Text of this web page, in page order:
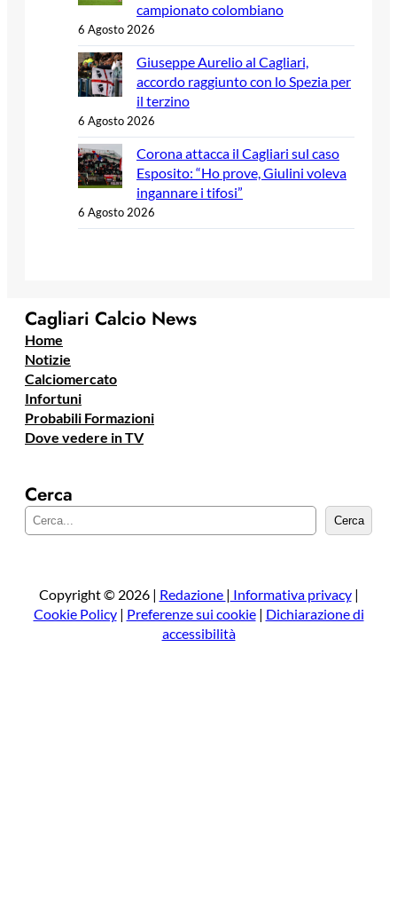
campionato colombiano
6 Agosto 2026
Giuseppe Aurelio al Cagliari,
accordo raggiunto con lo Spezia per
il terzino
6 Agosto 2026
Corona attacca il Cagliari sul caso
Esposito: “Ho prove, Giulini voleva
ingannare i tifosi”
6 Agosto 2026
Cagliari Calcio News
Home
Notizie
Calciomercato
Infortuni
Probabili Formazioni
Dove vedere in TV
Cerca
e
a
Cerca
Copyright © 2026 | Redazione | Informativa privacy|
Cookie Policy| Preferenze sui cookie| Dichiarazione di
accessibilità